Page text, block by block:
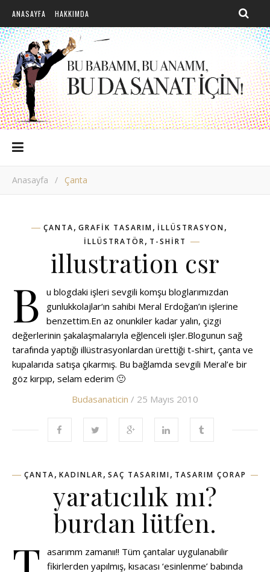
ANASAYFA HAKKIMDA
Anasayfa / Çanta
ÇANTA, GRAFIK TASARIM, ILLÜSTRASYON,
ILLÜSTRATÖR, T-SHIRT
illustration csr
B
u blogdaki işleri sevgili komşu bloglarımızdan
gunlukkolajlar‘ın sahibi Meral Erdoğan’ın işlerine
benzettim.En az onunkiler kadar yalın, çizgi
değerlerinin şakalaşmalarıyla eğlenceli işler.Blogunun sağ
tarafında yaptığı illüstrasyonlardan ürettiği t-shirt, çanta ve
kupalarıda satışa çıkarmış. Bu bağlamda sevgili Meral’e bir
göz kırpıp, selam ederim 🙂
Budasanaticin / 25 Mayıs 2010
ÇANTA, KADINLAR, SAÇ TASARIMI, TASARIM ÇORAP
yaratıcılık mı?
burdan lütfen.
asarımm zamanıı!! Tüm çantalar uygulanabilir
fikirlerden yapılmış, kısacası ‘esinlenme’ babında